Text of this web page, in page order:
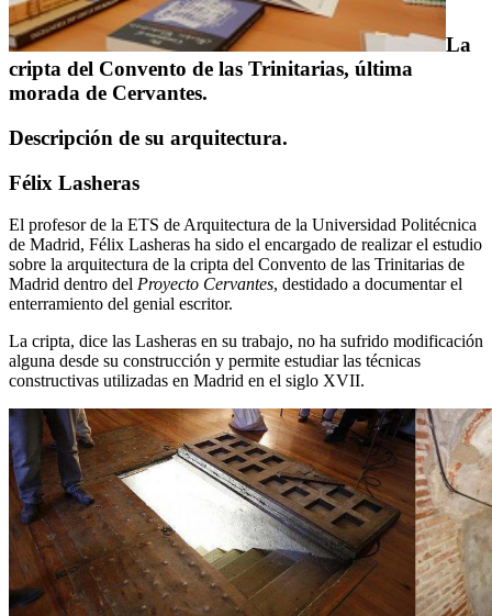
La
cripta del Convento de las Trinitarias, última
morada de Cervantes.
Descripción de su arquitectura.
Félix Lasheras
El profesor de la ETS de Arquitectura de la Universidad Politécnica
de Madrid, Félix Lasheras ha sido el encargado de realizar el estudio
sobre la arquitectura de la cripta del Convento de las Trinitarias de
Madrid dentro del Proyecto Cervantes, destidado a documentar el
enterramiento del genial escritor.
La cripta, dice las Lasheras en su trabajo, no ha sufrido modificación
alguna desde su construcción y permite estudiar las técnicas
constructivas utilizadas en Madrid en el siglo XVII.